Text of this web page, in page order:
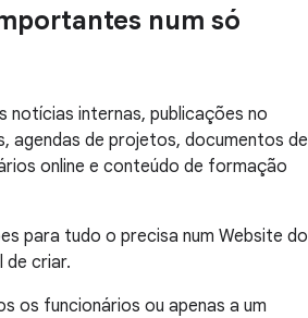
num só
notícias internas, publicações no
agendas de projetos, documentos de
online e conteúdo de formação
para tudo o precisa num Website do
de criar.
os funcionários ou apenas a um